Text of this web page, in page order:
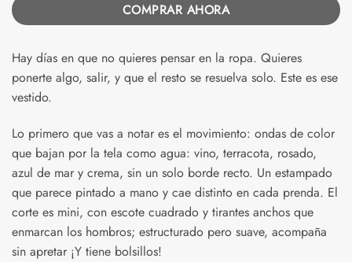
COMPRAR AHORA
Hay días en que no quieres pensar en la ropa. Quieres
ponerte algo, salir, y que el resto se resuelva solo. Este es ese
vestido.
Lo primero que vas a notar es el movimiento: ondas de color
que bajan por la tela como agua: vino, terracota, rosado,
azul de mar y crema, sin un solo borde recto. Un estampado
que parece pintado a mano y cae distinto en cada prenda. El
corte es mini, con escote cuadrado y tirantes anchos que
enmarcan los hombros; estructurado pero suave, acompaña
sin apretar ¡Y tiene bolsillos!